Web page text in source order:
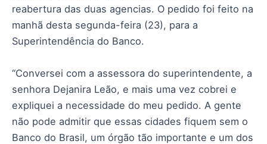
reabertura das duas agencias. O pedido foi feito na
manhã desta segunda-feira (23), para a
Superintendência do Banco.
“Conversei com a assessora do superintendente, a
senhora Dejanira Leão, e mais uma vez cobrei e
expliquei a necessidade do meu pedido. A gente
não pode admitir que essas cidades fiquem sem o
Banco do Brasil, um órgão tão importante e um dos